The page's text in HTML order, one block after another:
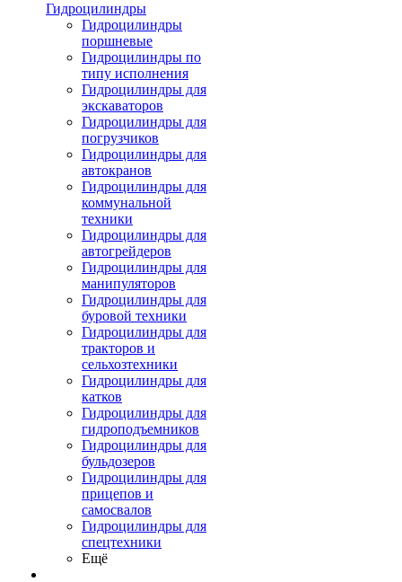
Гидроцилиндры
Гидроцилиндры
поршневые
Гидроцилиндры по
типу исполнения
Гидроцилиндры для
экскаваторов
Гидроцилиндры для
погрузчиков
Гидроцилиндры для
автокранов
Гидроцилиндры для
коммунальной
техники
Гидроцилиндры для
автогрейдеров
Гидроцилиндры для
манипуляторов
Гидроцилиндры для
буровой техники
Гидроцилиндры для
тракторов и
сельхозтехники
Гидроцилиндры для
катков
Гидроцилиндры для
гидроподъемников
Гидроцилиндры для
бульдозеров
Гидроцилиндры для
прицепов и
самосвалов
Гидроцилиндры для
спецтехники
Ещё